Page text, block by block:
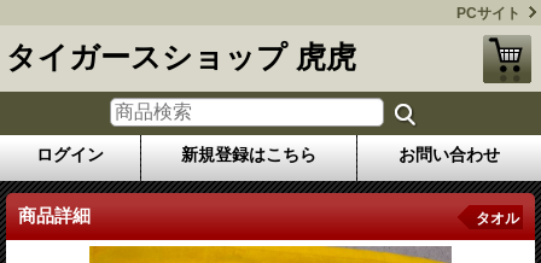
PCサイト
タイガースショップ 虎虎
ログイン 新規登録はこちら お問い合わせ
商品詳細 タオル